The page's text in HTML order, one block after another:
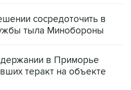
сосредоточить в
тыла Минобороны
в Приморье
теракт на объекте